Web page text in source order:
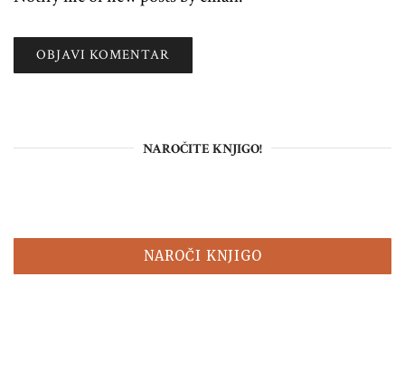
NAROČITE KNJIGO!
NAROČI KNJIGO